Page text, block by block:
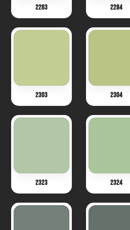
2283 2284
2303 2304
2323 2324